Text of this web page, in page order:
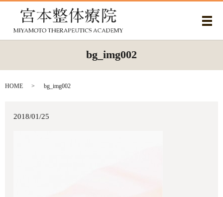
メ
bg_img002
HOME bg_img002
2018/01/25